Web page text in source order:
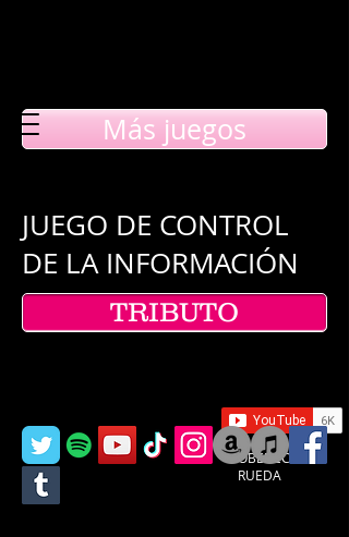
Más juegos
JUEGO DE CONTROL
DE LA INFORMACIÓN
TRIBUTO
OBEDECE LA
RUEDA